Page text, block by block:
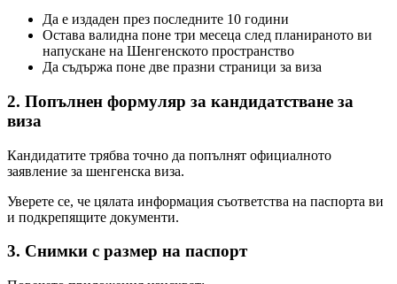
Да е издаден през последните 10 години
Остава валидна поне три месеца след планираното ви
напускане на Шенгенското пространство
Да съдържа поне две празни страници за виза
2. Попълнен формуляр за кандидатстване за
виза
Кандидатите трябва точно да попълнят официалното
заявление за шенгенска виза.
Уверете се, че цялата информация съответства на паспорта ви
и подкрепящите документи.
3. Снимки с размер на паспорт